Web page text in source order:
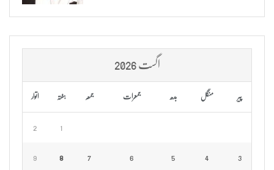
اگست 2026
پیر منگل بدھ جمعرات جمعہ ہفتہ اتوار
1
2
3
4
5
6
7
8
9